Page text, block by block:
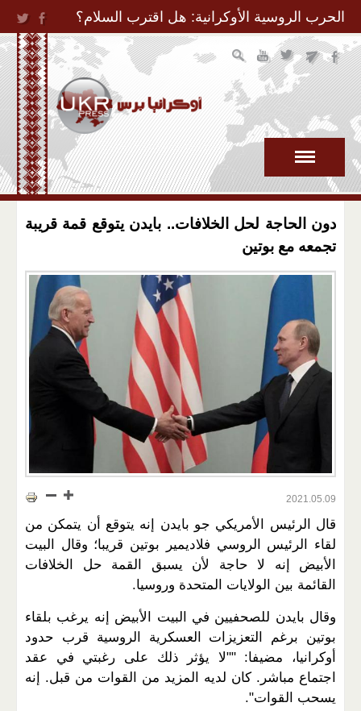
Jump to Navigation
الحرب الروسية الأوكرانية: هل اقترب السلام؟
دون الحاجة لحل الخلافات.. بايدن يتوقع قمة قريبة
تجمعه مع بوتين
2021.05.09
قال الرئيس الأمريكي جو بايدن إنه يتوقع أن يتمكن من
لقاء الرئيس الروسي فلاديمير بوتين قريبا؛ وقال البيت
الأبيض إنه لا حاجة لأن يسبق القمة حل الخلافات
القائمة بين الولايات المتحدة وروسيا.
وقال بايدن للصحفيين في البيت الأبيض إنه يرغب بلقاء
بوتين برغم التعزيزات العسكرية الروسية قرب حدود
أوكرانيا، مضيفا: ""لا يؤثر ذلك على رغبتي في عقد
اجتماع مباشر. كان لديه المزيد من القوات من قبل. إنه
يسحب القوات".